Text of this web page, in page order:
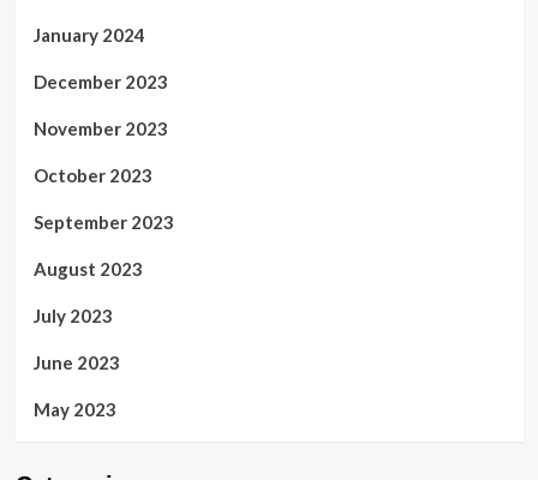
January 2024
December 2023
November 2023
October 2023
September 2023
August 2023
July 2023
June 2023
May 2023